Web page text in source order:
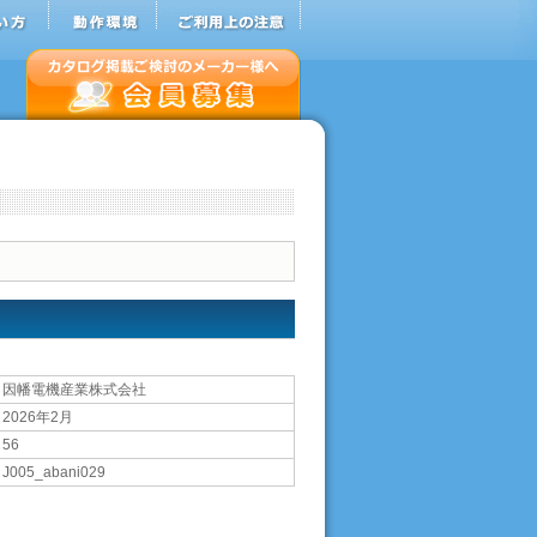
因幡電機産業株式会社
2026年2月
56
J005_abani029